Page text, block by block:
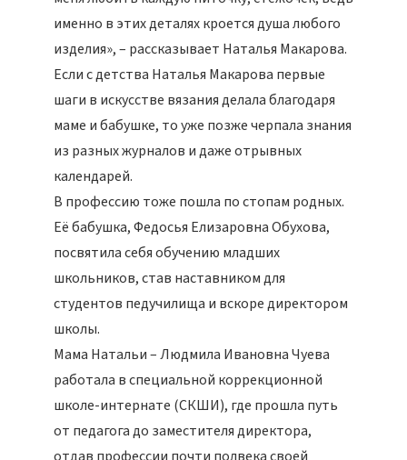
именно в этих деталях кроется душа любого
изделия», – рассказывает Наталья Макарова.
Если с детства Наталья Макарова первые
шаги в искусстве вязания делала благодаря
маме и бабушке, то уже позже черпала знания
из разных журналов и даже отрывных
календарей.
В профессию тоже пошла по стопам родных.
Её бабушка, Федосья Елизаровна Обухова,
посвятила себя обучению младших
школьников, став наставником для
студентов педучилища и вскоре директором
школы.
Мама Натальи – Людмила Ивановна Чуева
работала в специальной коррекционной
школе-интернате (СКШИ), где прошла путь
от педагога до заместителя директора,
отдав профессии почти полвека своей